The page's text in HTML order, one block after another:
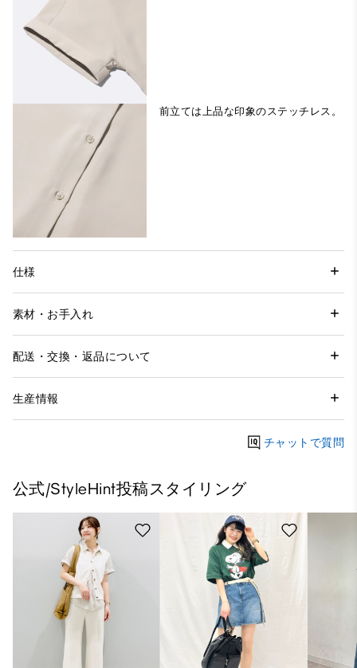
前立ては上品な印象のステッチレス。
仕様
素材・お手入れ
配送・交換・返品について
生産情報
チャットで質問
公式/StyleHint投稿スタイリング